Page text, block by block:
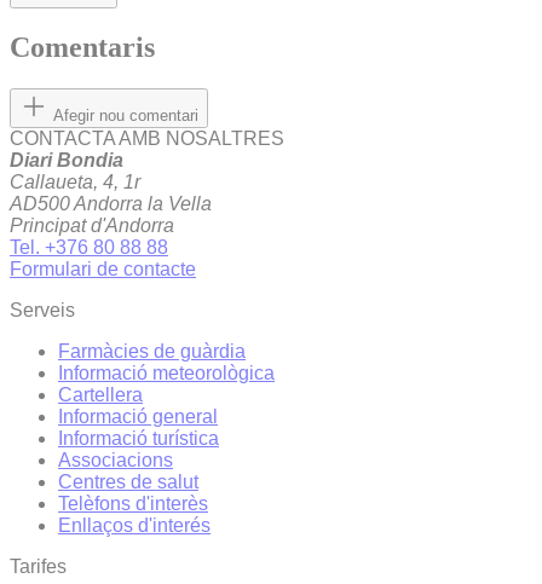
Comentaris
Afegir nou comentari
CONTACTA AMB NOSALTRES
Diari Bondia
Callaueta, 4, 1r
AD500 Andorra la Vella
Principat d'Andorra
Tel. +376 80 88 88
Formulari de contacte
Serveis
Farmàcies de guàrdia
Informació meteorològica
Cartellera
Informació general
Informació turística
Associacions
Centres de salut
Telèfons d'interès
Enllaços d'interés
Tarifes